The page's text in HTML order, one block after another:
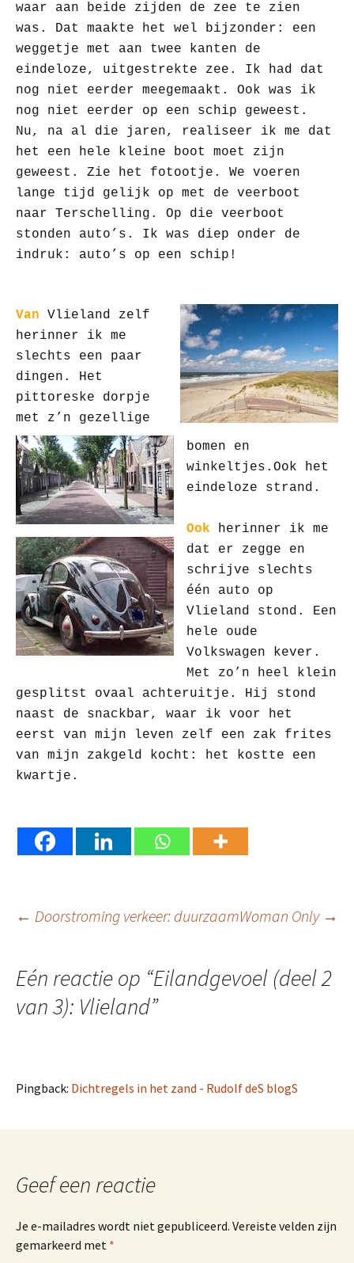
waar aan beide zijden de zee te zien
was. Dat maakte het wel bijzonder: een
weggetje met aan twee kanten de
eindeloze, uitgestrekte zee. Ik had dat
nog niet eerder meegemaakt. Ook was ik
nog niet eerder op een schip geweest.
Nu, na al die jaren, realiseer ik me dat
het een hele kleine boot moet zijn
geweest. Zie het fotootje. We voeren
lange tijd gelijk op met de veerboot
naar Terschelling. Op die veerboot
stonden auto’s. Ik was diep onder de
indruk: auto’s op een schip!
Van Vlieland zelf
herinner ik me
slechts een paar
dingen. Het
pittoreske dorpje
met z’n gezellige
bomen en
winkeltjes. Ook het
eindeloze strand.
Ook herinner ik me
dat er zegge en
schrijve slechts
één auto op
Vlieland stond. Een
hele oude
Volkswagen kever.
Met zo’n heel klein
gesplitst ovaal achteruitje. Hij stond
naast de snackbar, waar ik voor het
eerst van mijn leven zelf een zak frites
van mijn zakgeld kocht: het kostte een
kwartje.
Berichtnavigatie
← Doorstroming verkeer: duurzaamWoman Only →
Eén reactie op “Eilandgevoel (deel 2
van 3): Vlieland”
Pingback: Dichtregels in het zand - Rudolf deS blogS
Geef een reactie
Je e-mailadres wordt niet gepubliceerd. Vereiste velden zijn
gemarkeerd met *